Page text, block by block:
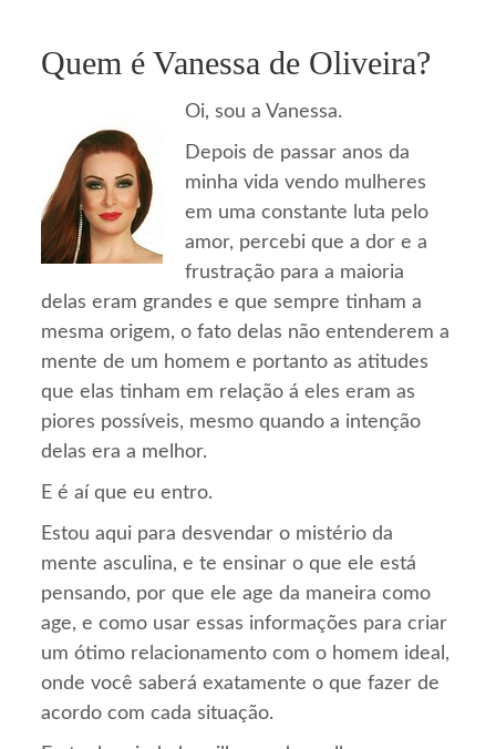
Quem é Vanessa de Oliveira?
Oi, sou a Vanessa.
Depois de passar anos da
minha vida vendo mulheres
em uma constante luta pelo
amor, percebi que a dor e a
frustração para a maioria
delas eram grandes e que sempre tinham a
mesma origem, o fato delas não entenderem a
mente de um homem e portanto as atitudes
que elas tinham em relação á eles eram as
piores possíveis, mesmo quando a intenção
delas era a melhor.
E é aí que eu entro.
Estou aqui para desvendar o mistério da
mente asculina, e te ensinar o que ele está
pensando, por que ele age da maneira como
age, e como usar essas informações para criar
um ótimo relacionamento com o homem ideal,
onde você saberá exatamente o que fazer de
acordo com cada situação.